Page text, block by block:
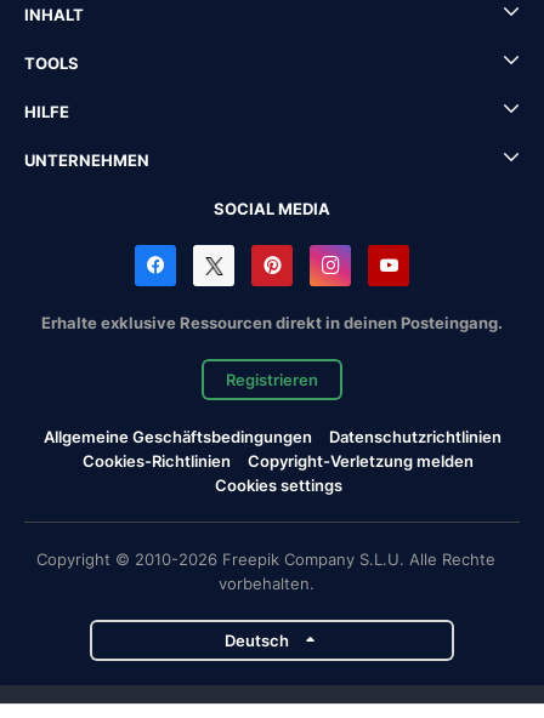
INHALT
TOOLS
HILFE
UNTERNEHMEN
SOCIAL MEDIA
Erhalte exklusive Ressourcen direkt in deinen Posteingang.
Registrieren
Allgemeine Geschäftsbedingungen
Datenschutzrichtlinien
Cookies-Richtlinien
Copyright-Verletzung melden
Cookies settings
Copyright © 2010-2026 Freepik Company S.L.U. Alle Rechte
vorbehalten.
Deutsch